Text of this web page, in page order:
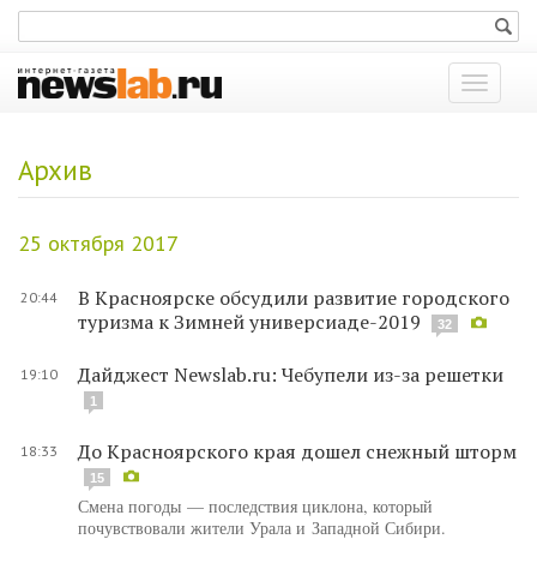
Показать
меню
Архив
25 октября 2017
20:44
В Красноярске обсудили развитие городского
туризма к Зимней универсиаде-2019
32
19:10 Дайджест Newslab.ru: Чебупели из-за решетки
1
18:33 До Красноярского края дошел снежный шторм
15
Смена погоды — последствия циклона, который
почувствовали жители Урала и Западной Сибири.